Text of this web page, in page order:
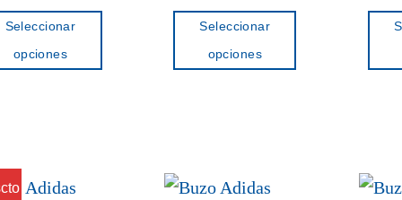
Seleccionar
opciones
variantes.
Seleccionar
opciones
variantes.